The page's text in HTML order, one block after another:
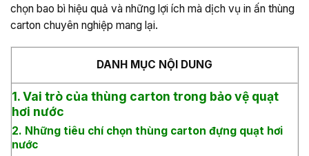
chọn bao bì hiệu quả và những lợi ích mà dịch vụ in ấn thùng
carton chuyên nghiệp mang lại.
DANH MỤC NỘI DUNG
1. Vai trò của thùng carton trong bảo vệ quạt
hơi nước
2. Những tiêu chí chọn thùng carton đựng quạt hơi
nước